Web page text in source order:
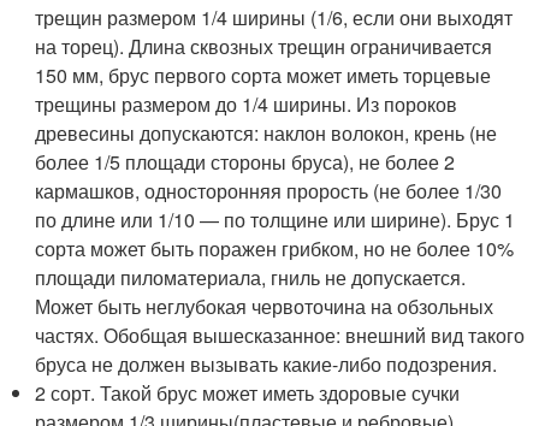
трещин размером 1/4 ширины (1/6, если они выходят
на торец). Длина сквозных трещин ограничивается
150 мм, брус первого сорта может иметь торцевые
трещины размером до 1/4 ширины. Из пороков
древесины допускаются: наклон волокон, крень (не
более 1/5 площади стороны бруса), не более 2
кармашков, односторонняя прорость (не более 1/30
по длине или 1/10 — по толщине или ширине). Брус 1
сорта может быть поражен грибком, но не более 10%
площади пиломатериала, гниль не допускается.
Может быть неглубокая червоточина на обзольных
частях. Обобщая вышесказанное: внешний вид такого
бруса не должен вызывать какие-либо подозрения.
2 сорт. Такой брус может иметь здоровые сучки